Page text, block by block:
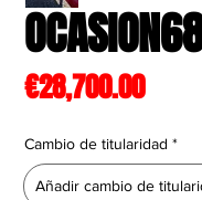
€28,700.00Price
Cambio de titularidad *
Añadir cambio de